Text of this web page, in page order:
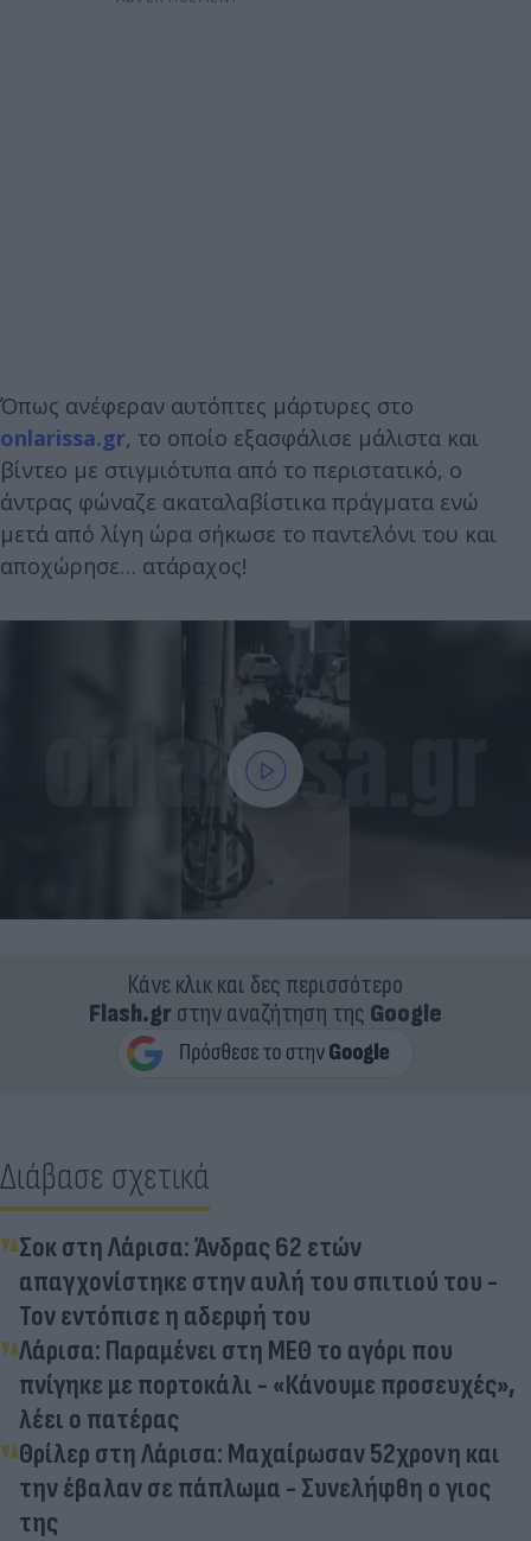
Όπως ανέφεραν αυτόπτες μάρτυρες στο
onlarissa.gr, το οποίο εξασφάλισε μάλιστα και
βίντεο με στιγμιότυπα από το περιστατικό, ο
άντρας φώναζε ακαταλαβίστικα πράγματα ενώ
μετά από λίγη ώρα σήκωσε το παντελόνι του και
αποχώρησε… ατάραχος!
Κάνε κλικ και δες περισσότερο
Flash.grστην αναζήτηση της Google
Διάβασε σχετικά
Σοκ στη Λάρισα: Άνδρας 62 ετών
απαγχονίστηκε στην αυλή του σπιτιού του -
Τον εντόπισε η αδερφή του
Λάρισα: Παραμένει στη ΜΕΘ το αγόρι που
πνίγηκε με πορτοκάλι - «Κάνουμε προσευχές»,
λέει ο πατέρας
Θρίλερ στη Λάρισα: Μαχαίρωσαν 52χρονη και
την έβαλαν σε πάπλωμα - Συνελήφθη ο γιος
της